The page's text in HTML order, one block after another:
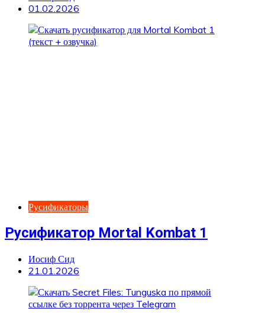
01.02.2026
Русификаторы
Русификатор Mortal Kombat 1
Иосиф Сид
21.01.2026